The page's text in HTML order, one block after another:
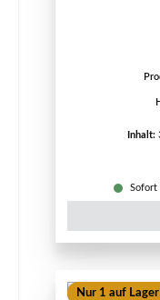
Inhalt:
Sofort
Nur 1 auf